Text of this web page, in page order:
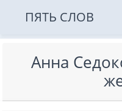
ПЯТЬ СЛОВ
Анна